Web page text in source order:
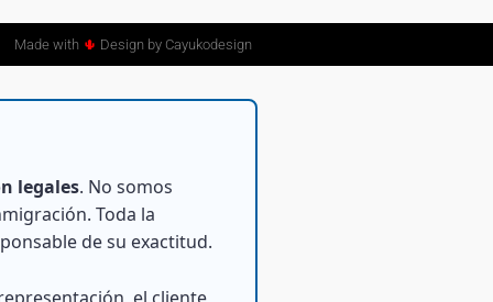
Made with 🌵 Design by Cayukodesign
legales. No somos
Toda la
de su exactitud.